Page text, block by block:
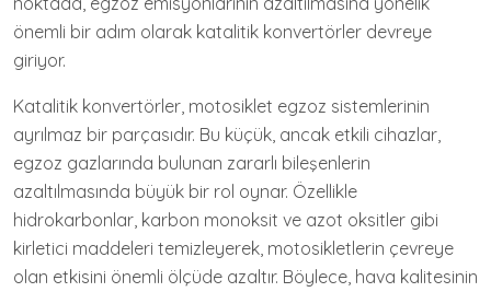
önemli bir adım olarak katalitik konvertörler devreye
giriyor.
Katalitik konvertörler, motosiklet egzoz sistemlerinin
ayrılmaz bir parçasıdır. Bu küçük, ancak etkili cihazlar,
egzoz gazlarında bulunan zararlı bileşenlerin
azaltılmasında büyük bir rol oynar. Özellikle
hidrokarbonlar, karbon monoksit ve azot oksitler gibi
kirletici maddeleri temizleyerek, motosikletlerin çevreye
olan etkisini önemli ölçüde azaltır. Böylece, hava kalitesinin